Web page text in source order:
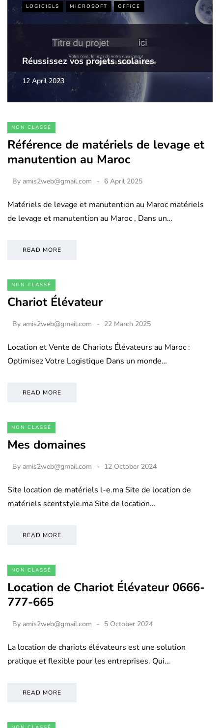
LOGICIELS MICROSOFT OFFICE
Réussissez vos projets scolaires
12 April 2023
NON CLASSÉ
Référence de matériels de levage et
manutention au Maroc
By amis2web@gmail.com 6 April 2025
Matériels de levage et manutention au Maroc matériels
de levage et manutention au Maroc , Dans un…
READ MORE
NON CLASSÉ
Chariot Élévateur
By amis2web@gmail.com 22 March 2025
Location et Vente de Chariots Élévateurs au Maroc :
Optimisez Votre Logistique Dans un monde…
READ MORE
NON CLASSÉ
Mes domaines
By amis2web@gmail.com 12 October 2024
Site location de matériels l-e.ma Site de location de
matériels scentstyle.ma Site de location…
READ MORE
NON CLASSÉ
Location de Chariot Élévateur 0666-
777-665
By amis2web@gmail.com 5 October 2024
La location de chariots élévateurs est une solution
pratique et flexible pour les entreprises. Qui…
READ MORE